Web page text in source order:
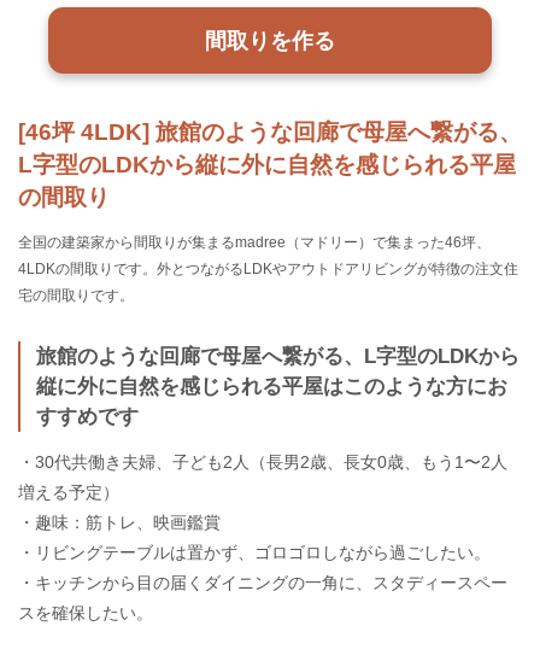
[46坪 4LDK] 旅館のような回廊で母屋へ繋がる、
L字型のLDKから縦に外に自然を感じられる平屋
の間取り
全国の建築家から間取りが集まるmadree（マドリー）で集まった46坪、
4LDKの間取りです。外とつながるLDKやアウトドアリビングが特徴の注文住
宅の間取りです。
旅館のような回廊で母屋へ繋がる、L字型のLDKから
縦に外に自然を感じられる平屋はこのような方にお
すすめです
・30代共働き夫婦、子ども2人（長男2歳、長女0歳、もう1〜2人
増える予定）
・趣味：筋トレ、映画鑑賞
・リビングテーブルは置かず、ゴロゴロしながら過ごしたい。
・キッチンから目の届くダイニングの一角に、スタディースペー
スを確保したい。
間取りを作る